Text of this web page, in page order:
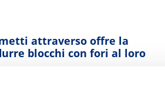
attraverso offre la
blocchi con fori al loro